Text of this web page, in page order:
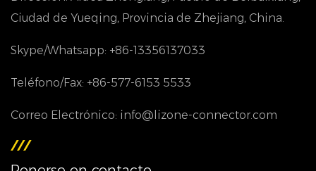
Ciudad de Yueqing, Provincia de Zhejiang, China.
Skype/Whatsapp: +86-13356137033
Teléfono/Fax: +86-577-6153 5533
Correo Electrónico: info@lizone-connector.com